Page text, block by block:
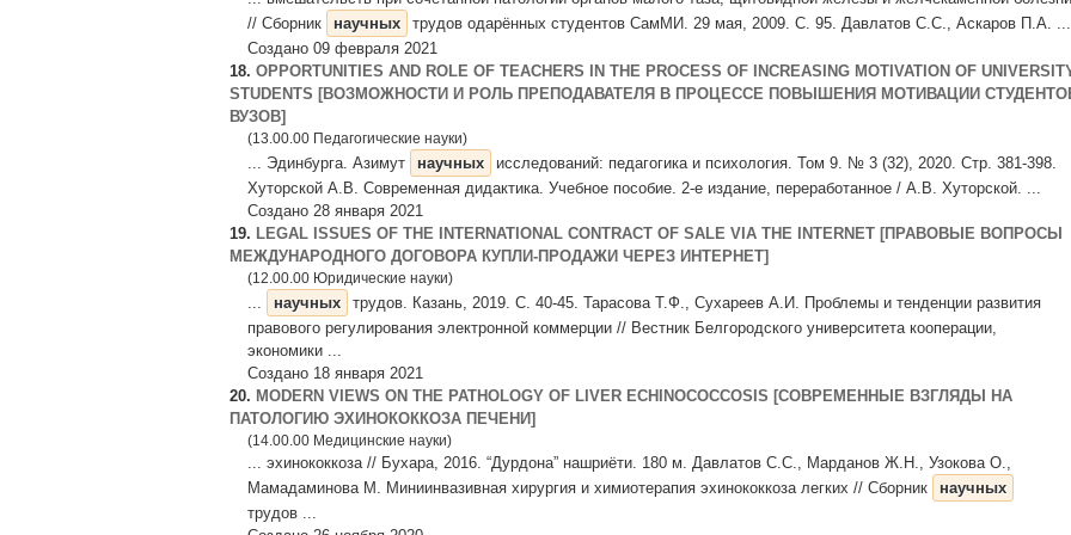
// Сборник
научных
трудов одарённых студентов СамМИ. 29 мая, 2009. С. 95. Давлатов С.С., Аскаров П.А. ...
Создано 09 февраля 2021
18. OPPORTUNITIES AND ROLE OF TEACHERS IN THE PROCESS OF INCREASING MOTIVATION OF
STUDENTS [ВОЗМОЖНОСТИ И РОЛЬ ПРЕПОДАВАТЕЛЯ В ПРОЦЕССЕ ПОВЫШЕНИЯ МОТИВАЦИИ
ВУЗОВ]
(13.00.00 Педагогические науки)
... Эдинбурга. Азимут научных
исследований: педагогика и психология. Том 9. № 3 (32), 2020. Стр. 381-398.
Хуторской А.В. Современная дидактика. Учебное пособие. 2-е издание, переработанное / А.В. Хуторской. ...
Создано 28 января 2021
19. LEGAL ISSUES OF THE INTERNATIONAL CONTRACT OF SALE VIA THE INTERNET [ПРАВОВЫЕ ВОПРОСЫ
МЕЖДУНАРОДНОГО ДОГОВОРА КУПЛИ-ПРОДАЖИ ЧЕРЕЗ ИНТЕРНЕТ]
(12.00.00 Юридические науки)
... научных
трудов. Казань, 2019. С. 40-45. Тарасова Т.Ф., Сухареев А.И. Проблемы и тенденции развития
правового регулирования электронной коммерции // Вестник Белгородского университета кооперации,
экономики ...
Создано 18 января 2021
20. MODERN VIEWS ON THE PATHOLOGY OF LIVER ECHINOCOCCOSIS [СОВРЕМЕННЫЕ ВЗГЛЯДЫ НА
ПАТОЛОГИЮ ЭХИНОКОККОЗА ПЕЧЕНИ]
(14.00.00 Медицинские науки)
... эхинококкоза // Бухара, 2016. “Дурдона” нашриёти. 180 м. Давлатов С.С., Марданов Ж.Н., Узокова О.,
Мамадаминова М. Миниинвазивная хирургия и химиотерапия эхинококкоза легких // Сборник
научных
трудов ...